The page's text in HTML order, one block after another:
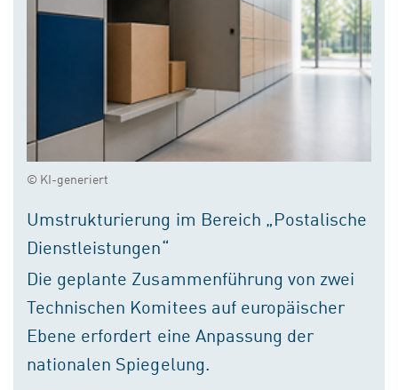
© KI-generiert
Umstrukturierung im Bereich „Postalische
Dienstleistungen“
Die geplante Zusammenführung von zwei
Technischen Komitees auf europäischer
Ebene erfordert eine Anpassung der
nationalen Spiegelung.